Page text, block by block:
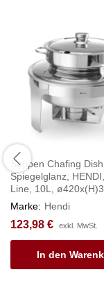
Suppen Chafing Dish,
Spiegelglanz,
Line, 10L,
Marke: Hendi
123,98 € exkl. MwSt.
In den